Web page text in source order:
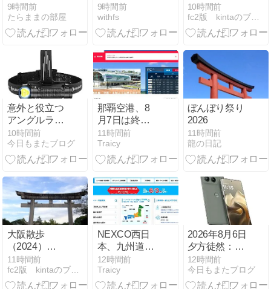
めるのよ～
9時間前
たらままの部屋
幕！注目の限
定コスメ・ポ
イント10倍品
刻グッズ予告
まで解説
9時間前
withfs
1094.豊国神社
10時間前
fc2版 kintaのブログ
意外と役立つ
アングルライ
ト兼用ヘッド
ライト
10時間前
今日もまたブログ
那覇空港、8
月7日は終日
閉館
11時間前
Traicy
ぼんぼり祭り
2026
11時間前
龍の日記
大阪散歩
（2024）
1093.豊国神社
11時間前
NEXCO西日
本、九州道と
南九州道の通
行止めで広域
迂回呼びかけ
12時間前
Traicy
2026年8月6日
夕方徒然：暑
かった木曜日
12時間前
今日もまたブログ